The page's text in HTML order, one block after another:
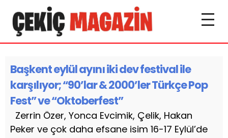
Başkent eylül ayını iki dev festival ile
karşılıyor; “90’lar & 2000’ler Türkçe Pop
Fest” ve “Oktoberfest”
Zerrin Özer, Yonca Evcimik, Çelik, Hakan
Peker ve çok daha efsane isim 16-17 Eylül’de